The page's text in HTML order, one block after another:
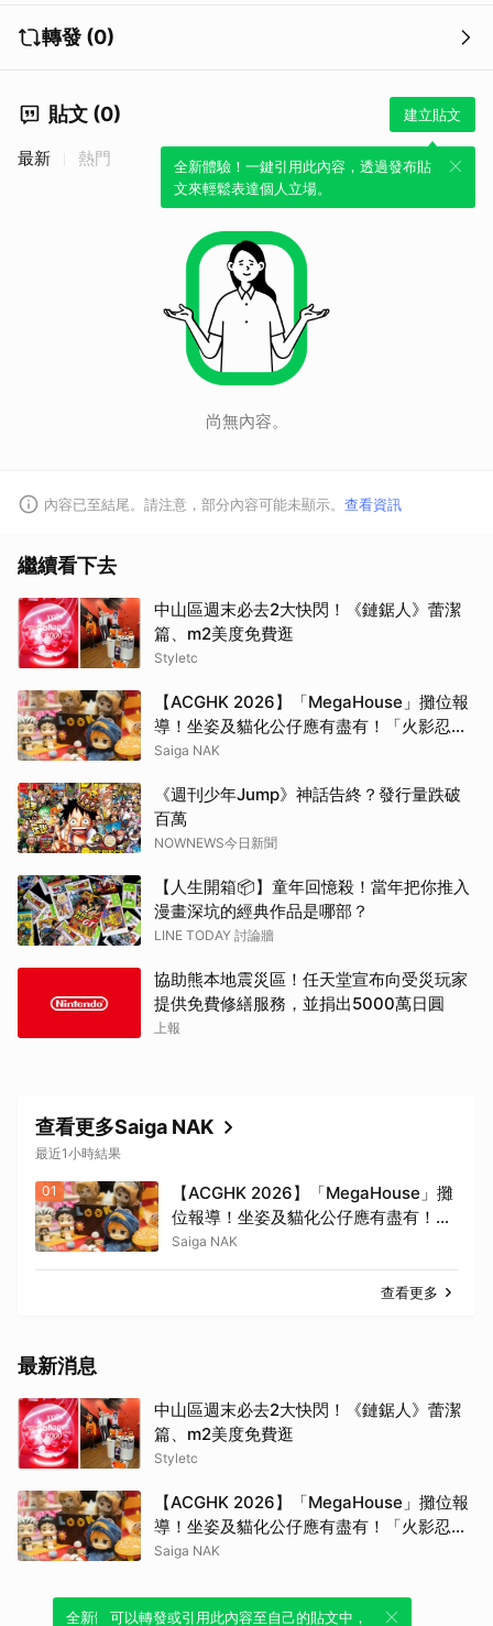
轉發 (0)
貼文 (0) 建立貼文
全新體驗！一鍵引用此內容，透過發布貼
文來輕鬆表達個人立場。
最新 熱門
尚無內容。
內容已至結尾。請注意，部分內容可能未顯示。 查看資訊
繼續看下去
中山區週末必去2大快閃！《鏈鋸人》蕾潔
篇、m2美度免費逛
Styletc
【ACGHK 2026】「MegaHouse」攤位報
導！坐姿及貓化公仔應有盡有！「火影忍
者」「咒術迴戰」等
Saiga NAK
《週刊少年Jump》神話告終？發行量跌破
百萬
NOWNEWS今日新聞
【人生開箱📦】童年回憶殺！當年把你推入
漫畫深坑的經典作品是哪部？
LINE TODAY 討論牆
協助熊本地震災區！任天堂宣布向受災玩家
提供免費修繕服務，並捐出5000萬日圓
上報
查看更多Saiga NAK
最近1小時結果
01
【ACGHK 2026】「MegaHouse」攤
位報導！坐姿及貓化公仔應有盡有！
「火影忍者」「咒術迴戰」等
Saiga NAK
查看更多
最新消息
中山區週末必去2大快閃！《鏈鋸人》蕾潔
篇、m2美度免費逛
Styletc
【ACGHK 2026】「MegaHouse」攤位報
導！坐姿及貓化公仔應有盡有！「火影忍
者」「咒術迴戰」等
Saiga NAK
全新體驗！一鍵引用此內容，透過發布貼
可以轉發或引用此內容至自己的貼文中，